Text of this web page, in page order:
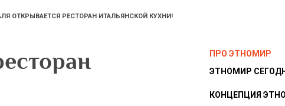
ОТКРЫВАЕТСЯ РЕСТОРАН ИТАЛЬЯНСКОЙ КУХНИ!
ПРО ЭТНОМИР
ЭТНОМИР
КОНЦЕПЦИЯ